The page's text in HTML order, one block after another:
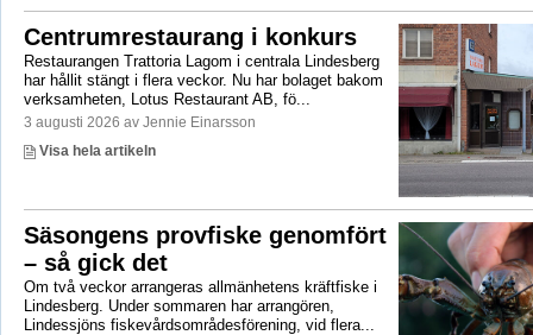
Centrumrestaurang i konkurs
Restaurangen Trattoria Lagom i centrala Lindesberg
har hållit stängt i flera veckor. Nu har bolaget bakom
verksamheten, Lotus Restaurant AB, fö...
3 augusti 2026 av Jennie Einarsson
Visa hela artikeln
Säsongens provfiske genomfört
– så gick det
Om två veckor arrangeras allmänhetens kräftfiske i
Lindesberg. Under sommaren har arrangören,
Lindessjöns fiskevårdsområdesförening, vid flera...